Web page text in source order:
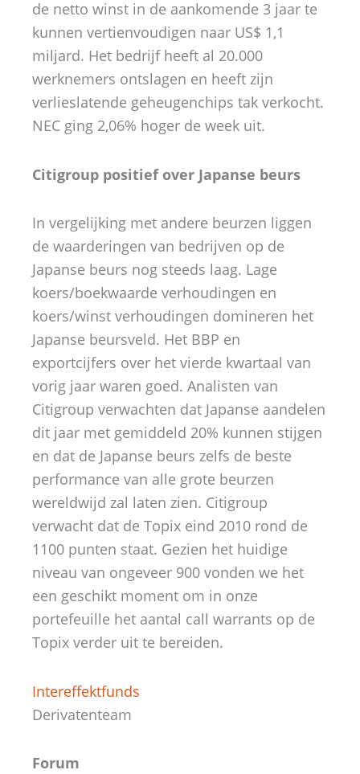
de netto winst in de aankomende 3 jaar te
kunnen vertienvoudigen naar US$ 1,1
miljard. Het bedrijf heeft al 20.000
werknemers ontslagen en heeft zijn
verlieslatende geheugenchips tak verkocht.
NEC ging 2,06% hoger de week uit.
Citigroup positief over Japanse beurs
In vergelijking met andere beurzen liggen
de waarderingen van bedrijven op de
Japanse beurs nog steeds laag. Lage
koers/boekwaarde verhoudingen en
koers/winst verhoudingen domineren het
Japanse beursveld. Het BBP en
exportcijfers over het vierde kwartaal van
vorig jaar waren goed. Analisten van
Citigroup verwachten dat Japanse aandelen
dit jaar met gemiddeld 20% kunnen stijgen
en dat de Japanse beurs zelfs de beste
performance van alle grote beurzen
wereldwijd zal laten zien. Citigroup
verwacht dat de Topix eind 2010 rond de
1100 punten staat. Gezien het huidige
niveau van ongeveer 900 vonden we het
een geschikt moment om in onze
portefeuille het aantal call warrants op de
Topix verder uit te bereiden.
Intereffektfunds
Derivatenteam
Forum